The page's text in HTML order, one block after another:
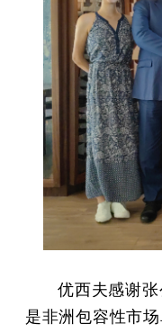
优西夫感谢
是非洲包容性市